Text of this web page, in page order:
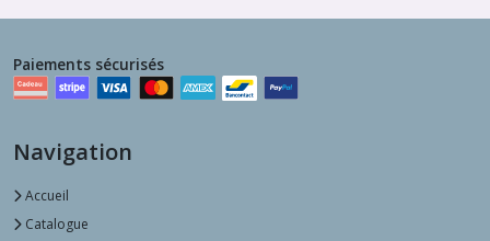
Paiements sécurisés
Navigation
Accueil
Catalogue